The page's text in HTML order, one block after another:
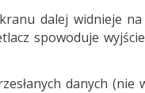
dalej widnieje
spowoduje
danych (nie